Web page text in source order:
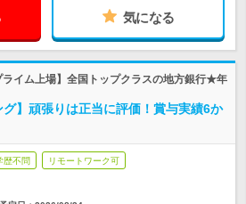
気になる
イム上場】全国トップクラスの地方銀行★年
グ】頑張りは正当に評価！賞与実績6か
歴不問 リモートワーク可